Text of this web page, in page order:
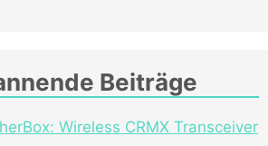
Beiträge